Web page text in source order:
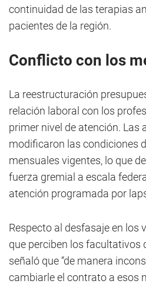
continuidad de las terapias
pacientes de la región.
Conflicto con los
La reestructuración
relación laboral con los
primer nivel de atención. Las
modificaron las condiciones
mensuales vigentes, lo que
fuerza gremial a escala
atención programada por
Respecto al desfasaje en los
que perciben los facultativos
señaló que “de manera
cambiarle el contrato a esos